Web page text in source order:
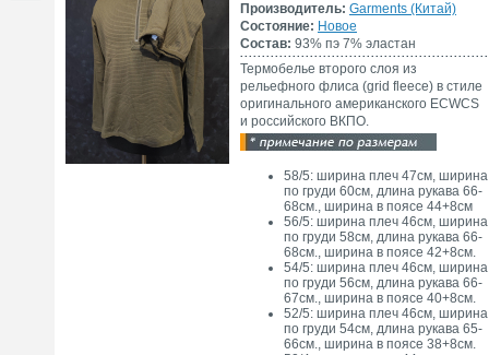
Производитель: Garments (Китай)
Состояние: Новое
Состав: 93% пэ 7% эластан
Термобелье второго слоя из
рельефного флиса (grid fleece) в стиле
оригинального американского ECWCS
и российского ВКПО.
58/5: ширина плеч 47см, ширина
по груди 60см, длина рукава 66-
68см., ширина в поясе 44+8см
56/5: ширина плеч 46см, ширина
по груди 58см, длина рукава 66-
68см., ширина в поясе 42+8см.
54/5: ширина плеч 46см, ширина
по груди 56см, длина рукава 66-
67см., ширина в поясе 40+8см.
52/5: ширина плеч 46см, ширина
по груди 54см, длина рукава 65-
66см., ширина в поясе 38+8см.